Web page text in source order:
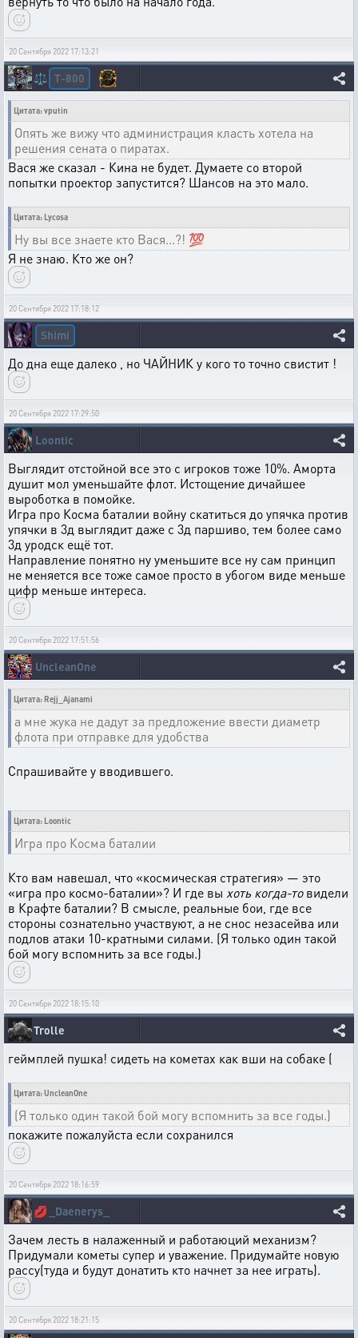
20 Сентября 2022 17:13:21
⚖️ T-800
Цитата: vputin
Опять же вижу что администрация класть хотела на
решения сената о пиратах.
Вася же сказал - Кина не будет. Думаете со второй
попытки проектор запустится? Шансов на это мало.
Цитата: Lycosa
Ну вы все знаете кто Вася...?! 💯
Я не знаю. Кто же он?
20 Сентября 2022 17:18:12
Shimi
До дна еще далеко , но ЧАЙНИК у кого то точно свистит !
20 Сентября 2022 17:29:50
Loontic
Выглядит отстойной все это с игроков тоже 10%. Аморта
душит мол уменьшайте флот. Истощение дичайшее
выроботка в помойке.
Игра про Косма баталии войну скатиться до упячка против
упячки в 3д выглядит даже с 3д паршиво, тем более само
3д уродск ещё тот.
Направление понятно ну уменьшите все ну сам принцип
не меняется все тоже самое просто в убогом виде меньше
цифр меньше интереса.
20 Сентября 2022 17:51:56
UncleanOne
Цитата: Rejj_Ajanami
а мне жука не дадут за предложение ввести диаметр
флота при отправке для удобства
Спрашивайте у вводившего.
Цитата: Loontic
Игра про Косма баталии
Кто вам навешал, что «космическая стратегия» — это
«игра про космо-баталии»? И где вы хоть когда-товидели
в Крафте баталии? В смысле, реальные бои, где все
стороны сознательно участвуют, а не снос незасейва или
подлов атаки 10-кратными силами. (Я только один такой
бой могу вспомнить за все годы.)
20 Сентября 2022 18:15:10
Trolle
геймплей пушка! сидеть на кометах как вши на собаке (
Цитата: UncleanOne
(Я только один такой бой могу вспомнить за все годы.)
покажите пожалуйста если сохранился
20 Сентября 2022 18:16:59
💋 _Daenerys_
Зачем лесть в налаженный и работаюций механизм?
Придумали кометы супер и уважение. Придумайте новую
рассу(туда и будут донатить кто начнет за нее играть).
20 Сентября 2022 18:21:15